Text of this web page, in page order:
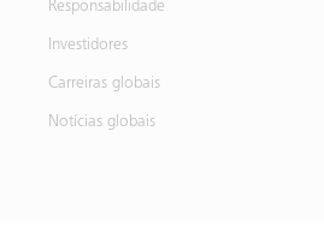
Responsabilidade
Investidores
Carreiras globais
Notícias globais